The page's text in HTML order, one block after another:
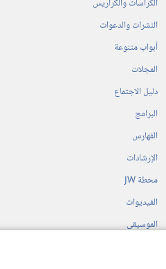
الكراسات والكراريس
النشرات والدعوات
أبواب متنوعة
المجلات
دليل الاجتماع
البرامج
الفهارس
الإرشادات
محطة‏ ‏JW
الفيديوات
الموسيقى